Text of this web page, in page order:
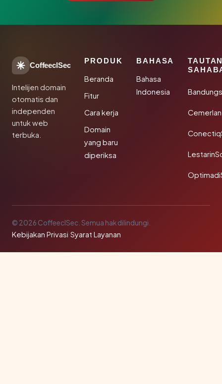
CoffeeclSec
Intelijen domain
otomatis dan
independen
untuk web
terbuka.
PRODUK
Beranda
Fitur
Cara kerja
Domain
yang baru
diperiksa
BAHASA
Bahasa
Indonesia
© 2026 CoffeeclSec. Semua hak dilindungi.
Kebijakan Privasi·Syarat Layanan